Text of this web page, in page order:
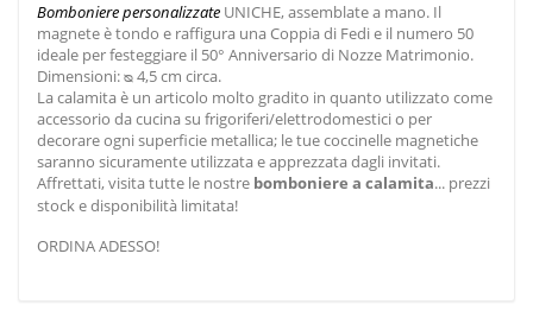
Bomboniere personalizzate UNICHE, assemblate a mano. Il
magnete è tondo e raffigura una Coppia di Fedi e il numero 50
ideale per festeggiare il 50° Anniversario di Nozze Matrimonio.
Dimensioni: ᴓ 4,5 cm circa.
La calamita è un articolo molto gradito in quanto utilizzato come
accessorio da cucina su frigoriferi/elettrodomestici o per
decorare ogni superficie metallica; le tue coccinelle magnetiche
saranno sicuramente utilizzata e apprezzata dagli invitati.
Affrettati, visita tutte le nostre bomboniere a calamita... prezzi
stock e disponibilità limitata!
ORDINA ADESSO!